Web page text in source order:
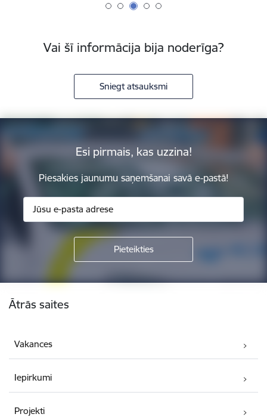
Vai šī informācija bija noderīga?
Sniegt atsauksmi
Esi pirmais, kas uzzina!
Piesakies jaunumu saņemšanai savā e-pastā!
Ātrās saites
Vakances
Iepirkumi
Projekti